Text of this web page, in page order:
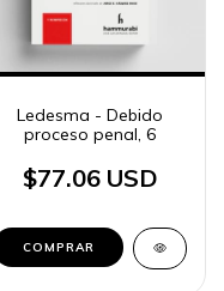
Ledesma - Debido
proceso penal, 6
$77.06 USD
COMPRAR